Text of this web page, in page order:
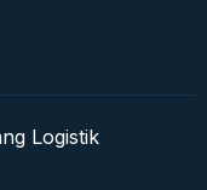
Logistik